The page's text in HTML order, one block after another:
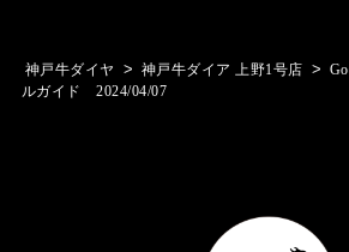
神戸牛ダイヤ > 神戸牛ダイア 上野1号店 >
ルガイド 2024/04/07